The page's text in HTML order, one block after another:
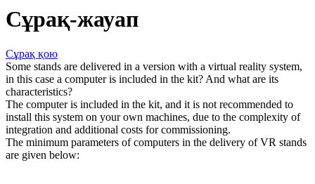
Сұрақ-жауап
Сұрақ қою
Some stands are delivered in a version with a virtual reality system,
in this case a computer is included in the kit? And what are its
characteristics?
The computer is included in the kit, and it is not recommended to
install this system on your own machines, due to the complexity of
integration and additional costs for commissioning.
The minimum parameters of computers in the delivery of VR stands
are given below: